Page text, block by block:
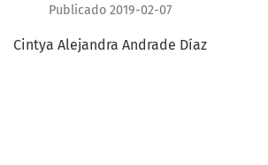
Publicado 2019-02-07
Cintya Alejandra Andrade Díaz